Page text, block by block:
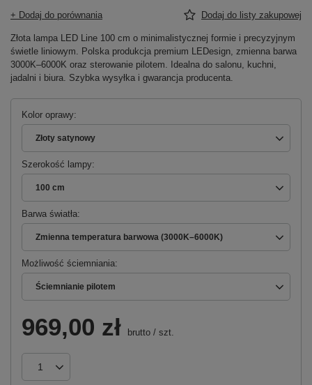
+ Dodaj do porównania Dodaj do listy zakupowej
Złota lampa LED Line 100 cm o minimalistycznej formie i precyzyjnym
świetle liniowym. Polska produkcja premium LEDesign, zmienna barwa
3000K–6000K oraz sterowanie pilotem. Idealna do salonu, kuchni,
jadalni i biura. Szybka wysyłka i gwarancja producenta.
Kolor oprawy
Złoty satynowy
Szerokość lampy
100 cm
Barwa światła
Zmienna temperatura barwowa (3000K–6000K)
Możliwość ściemniania
Ściemnianie pilotem
969,00 zł brutto / szt.